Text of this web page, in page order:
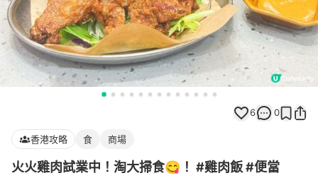
6 0
香港攻略 食 商場
火火雞肉試業中！淘大掃食😋！ #雞肉飯 #便當